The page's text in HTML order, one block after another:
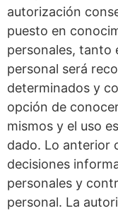
autorización
puesto en
personales, tanto
personal será
determinados y
opción de
mismos y el uso
dado. Lo anterior
decisiones
personales y
personal. La